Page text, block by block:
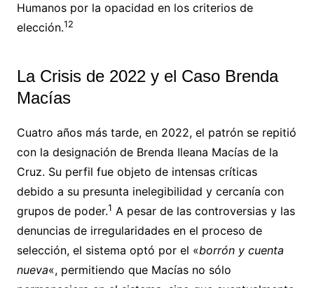
Humanos por la opacidad en los criterios de
elección.12
La Crisis de 2022 y el Caso Brenda
Macías
Cuatro años más tarde, en 2022, el patrón se repitió
con la designación de Brenda Ileana Macías de la
Cruz. Su perfil fue objeto de intensas críticas
debido a su presunta inelegibilidad y cercanía con
grupos de poder.1 A pesar de las controversias y las
denuncias de irregularidades en el proceso de
selección, el sistema optó por el «borrón y cuenta
nueva«, permitiendo que Macías no sólo